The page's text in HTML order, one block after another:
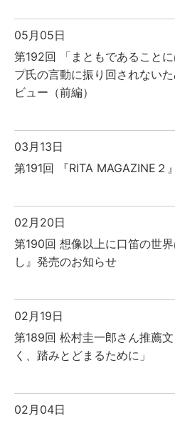
05月05日
第192回 「まともであること
プ氏の言動に振り回されない
ビュー（前編）
03月13日
第191回 『RITA MAGAZINE２
02月20日
第190回 想像以上に口笛の世
し』発売のお知らせ
02月19日
第189回 松村圭一郎さん推薦
く、踏みとどまるために」
02月04日